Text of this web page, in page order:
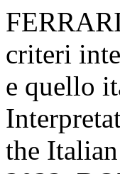
criteri
e quello
the